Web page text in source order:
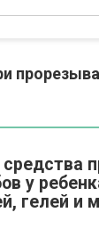
у
гелей и